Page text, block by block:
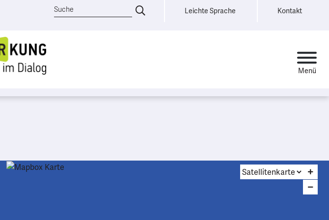
Leichte Sprache Kontakt